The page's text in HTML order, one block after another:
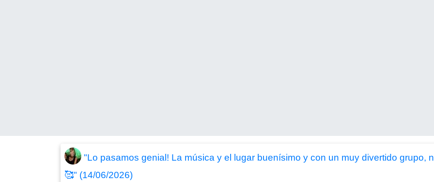
"Lo pasamos genial! La música y el lugar buenísimo y con un muy divertido grupo,
🥰" (14/06/2026)